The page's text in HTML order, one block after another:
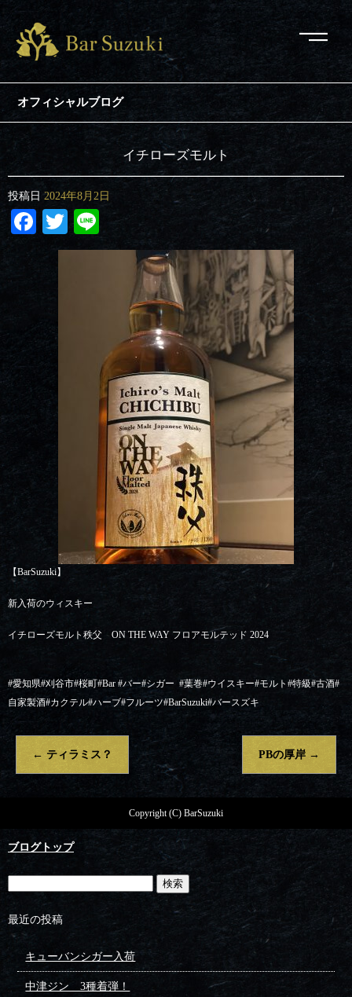
オフィシャルブログ
イチローズモルト
投稿日 2024年8月2日
Facebook
Twitter
Line
【BarSuzuki】
新入荷のウィスキー
イチローズモルト秩父 ON THE WAY フロアモルテッド 2024
#愛知県#刈谷市#桜町#Bar #バー#シガー #葉巻#ウイスキー#モルト#特級#古酒#
自家製酒#カクテル#ハーブ#フルーツ#BarSuzuki#バースズキ
← ティラミス？ PBの厚岸 →
Copyright (C) BarSuzuki
ブログトップ
最近の投稿
キューバンシガー入荷
中津ジン 3種着弾！